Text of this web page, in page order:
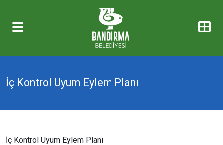
İç Kontrol Uyum Eylem Planı
İç Kontrol Uyum Eylem Planı